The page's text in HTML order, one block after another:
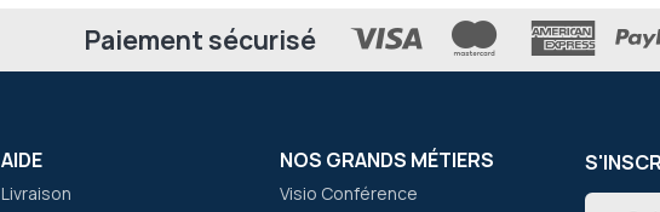
Paiement sécurisé
AIDE
Livraison
NOS GRANDS MÉTIERS
Visio Conférence